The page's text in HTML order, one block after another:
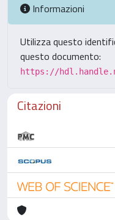
Informazioni
Utilizza questo
questo documento:
https://
Citazioni